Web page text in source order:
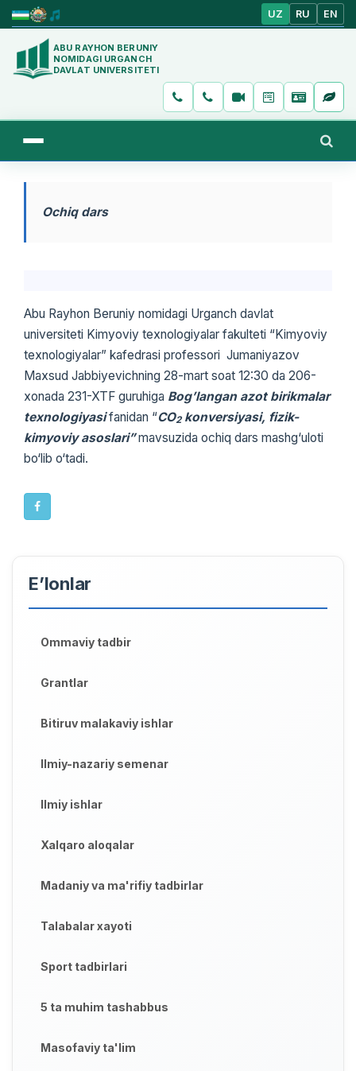
UZ RU EN
ABU RAYHON BERUNIY
NOMIDAGI URGANCH
DAVLAT UNIVERSITETI
Ochiq dars
Abu Rayhon Beruniy nomidagi Urganch davlat
universiteti Kimyoviy texnologiyalar fakulteti “Kimyoviy
texnologiyalar” kafedrasi professori Jumaniyazov
Maxsud Jabbiyevichning 28-mart soat 12:30 da 206-
xonada 231-XTF guruhiga Bog’langan azot birikmalar
texnologiyasifanidan “CO2konversiyasi, fizik-
kimyoviy asoslari”mavsuzida ochiq dars mashg‘uloti
bo‘lib o‘tadi.
E’lonlar
Ommaviy tadbir
Grantlar
Bitiruv malakaviy ishlar
Ilmiy-nazariy semenar
Ilmiy ishlar
Xalqaro aloqalar
Madaniy va ma'rifiy tadbirlar
Talabalar xayoti
Sport tadbirlari
5 ta muhim tashabbus
Masofaviy ta'lim